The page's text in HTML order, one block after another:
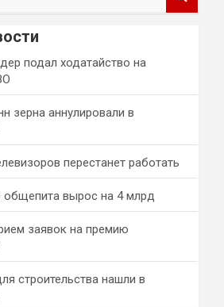
подал ходатайство на
зерна аннулировали в
перестанет работать
вырос на 4 млрд
заявок на премию
строительства нашли в